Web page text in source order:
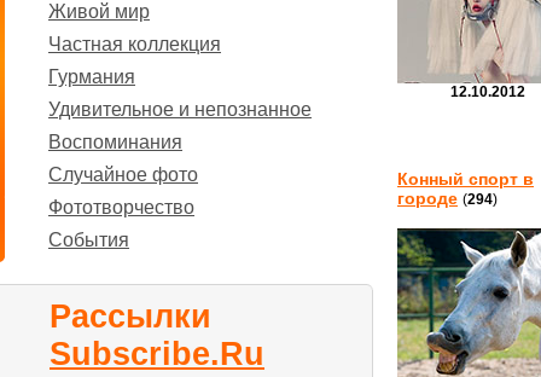
Живой мир
Частная коллекция
Гурмания
Удивительное и непознанное
Воспоминания
Случайное фото
Фототворчество
События
Рассылки
Subscribe.Ru
12.10.2012
Конный спорт в
городе (294)